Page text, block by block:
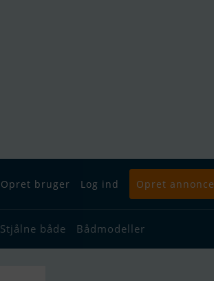
Opret bruger Log ind Opret annonce
Stjålne både Bådmodeller